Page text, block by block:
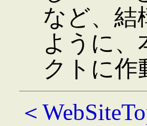
など、結
ように
クトに作
＜